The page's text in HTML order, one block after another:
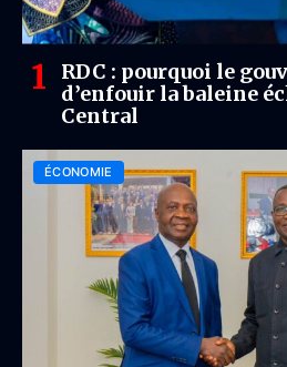
RDC : pourquoi le
d’enfouir la baleine
Central
ÉCONOMIE